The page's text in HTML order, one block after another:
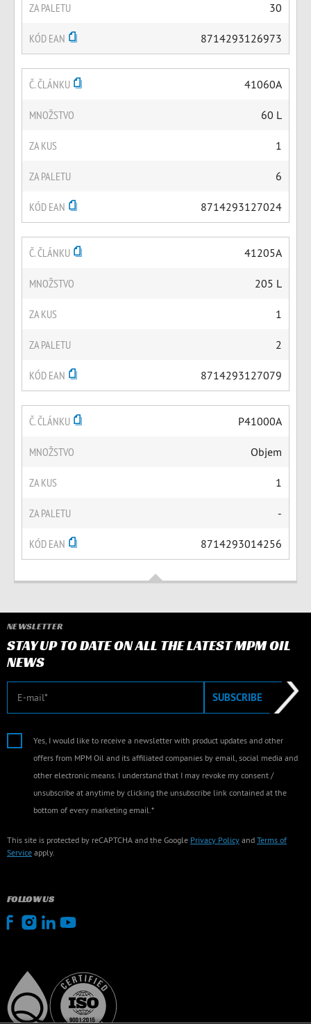
ZA PALETU 30
KÓD EAN 8714293126973
Č. ČLÁNKU 41060A
MNOŽSTVO 60 L
ZA KUS 1
ZA PALETU 6
KÓD EAN 8714293127024
Č. ČLÁNKU 41205A
MNOŽSTVO 205 L
ZA KUS 1
ZA PALETU 2
KÓD EAN 8714293127079
Č. ČLÁNKU P41000A
MNOŽSTVO Objem
ZA KUS 1
ZA PALETU -
KÓD EAN 8714293014256
NEWSLETTER
STAY UP TO DATE ON ALL THE LATEST MPM OIL
NEWS
E-mail SUBSCRIBE
Yes, I would like to receive a newsletter with product updates and other
offers from MPM Oil and its affiliated companies by email, social media and
other electronic means. I understand that I may revoke my consent /
unsubscribe at anytime by clicking the unsubscribe link contained at the
bottom of every marketing email.*
This site is protected by reCAPTCHA and the Google Privacy Policy and Terms of
Service apply.
FOLLOW US